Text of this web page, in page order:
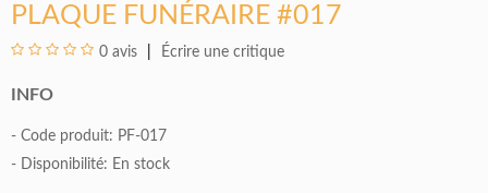
PLAQUE FUNÉRAIRE #017
0 avis Écrire une critique
INFO
- Code produit: PF-017
- Disponibilité: En stock